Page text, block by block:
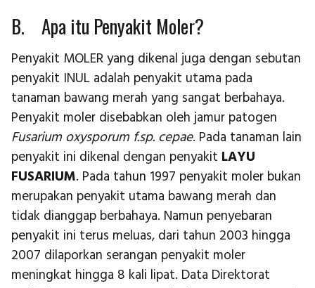
B. Apa itu Penyakit Moler?
Penyakit MOLER yang dikenal juga dengan sebutan
penyakit INUL adalah penyakit utama pada
tanaman bawang merah yang sangat berbahaya.
Penyakit moler disebabkan oleh jamur patogen
Fusarium oxysporum f.sp. cepae. Pada tanaman lain
penyakit ini dikenal dengan penyakit LAYU
FUSARIUM. Pada tahun 1997 penyakit moler bukan
merupakan penyakit utama bawang merah dan
tidak dianggap berbahaya. Namun penyebaran
penyakit ini terus meluas, dari tahun 2003 hingga
2007 dilaporkan serangan penyakit moler
meningkat hingga 8 kali lipat. Data Direktorat